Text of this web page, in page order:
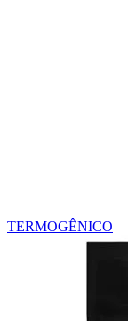
TERMOGÊNICO